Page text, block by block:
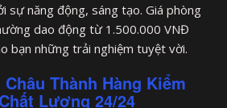
sự năng động, sáng tạo. Giá phòng
dao động từ 1.500.000 VNĐ
bạn những trải nghiệm tuyệt vời.
Thành Hàng Kiểm
Lượng 24/24